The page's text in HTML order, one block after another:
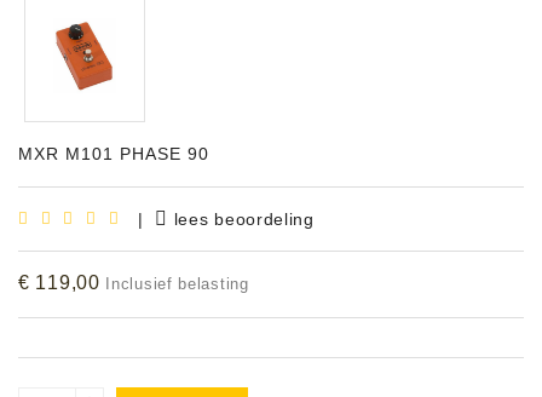
Versterking
Instrumenten
Shop
Bladmuziek
Accessoires
MODELLEN
MXR M101 PHASE 90
| lees beoordeling
€ 119,00 Inclusief belasting